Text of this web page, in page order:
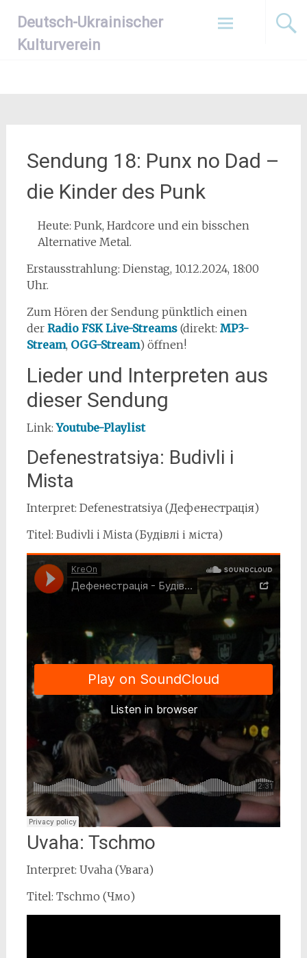
Inhalt
springen
Deutsch-Ukrainischer
Kulturverein
Sendung 18: Punx no Dad –
die Kinder des Punk
Heute: Punk, Hardcore und ein bisschen
Alternative Metal.
Erstausstrahlung: Dienstag, 10.12.2024, 18:00
Uhr.
Zum Hören der Sendung pünktlich einen
der Radio FSK Live-Streams(direkt: MP3-
Stream, OGG-Stream) öffnen!
Lieder und Interpreten aus
dieser Sendung
Link:Youtube-Playlist
Defenestratsiya: Budivli i
Mista
Interpret: Defenestratsiya (Дефенестрація)
Titel: Budivli i Mista (Будівлі і міста)
Uvaha: Tschmo
Interpret: Uvaha (Увага)
Titel: Tschmo (Чмо)